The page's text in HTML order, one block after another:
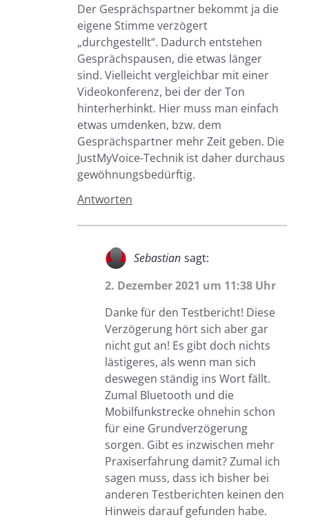
Der Gesprächspartner bekommt ja die
eigene Stimme verzögert
„durchgestellt“. Dadurch entstehen
Gesprächspausen, die etwas länger
sind. Vielleicht vergleichbar mit einer
Videokonferenz, bei der der Ton
hinterherhinkt. Hier muss man einfach
etwas umdenken, bzw. dem
Gesprächspartner mehr Zeit geben. Die
JustMyVoice-Technik ist daher durchaus
gewöhnungsbedürftig.
Antworten
Sebastian sagt:
2. Dezember 2021 um 11:38 Uhr
Danke für den Testbericht! Diese
Verzögerung hört sich aber gar
nicht gut an! Es gibt doch nichts
lästigeres, als wenn man sich
deswegen ständig ins Wort fällt.
Zumal Bluetooth und die
Mobilfunkstrecke ohnehin schon
für eine Grundverzögerung
sorgen. Gibt es inzwischen mehr
Praxiserfahrung damit? Zumal ich
sagen muss, dass ich bisher bei
anderen Testberichten keinen den
Hinweis darauf gefunden habe.